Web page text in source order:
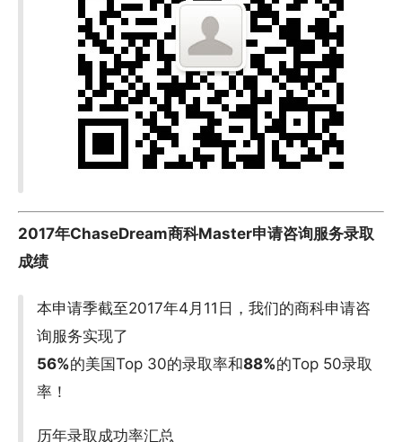
2017年ChaseDream商科Master申请咨询服务录取
成绩
本申请季截至2017年4月11日，我们的商科申请咨
询服务实现了
56%的美国Top 30的录取率和88%的Top 50录取
率！
历年录取成功率汇总